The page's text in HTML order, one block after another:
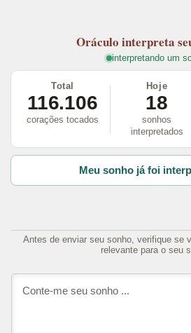
Oráculo interpreta
interpretando um
Total
116.106
corações tocados
Hoje
18
sonhos
interpretados
Meu sonho já foi
Antes de enviar seu sonho, verifique se
relevante para o seu